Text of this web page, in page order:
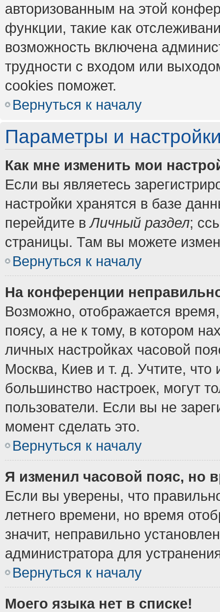
авторизованным на этой
функции, такие как
возможность включена
трудности с входом или
cookies поможет.
Вернуться к началу
Параметры и
Как мне изменить мои
Если вы являетесь
настройки хранятся в базе
перейдите вЛичный раздел;
страницы. Там вы можете
Вернуться к началу
На конференции
Возможно, отображается
поясу, а не к тому, в котором
личных настройках часовой
Москва, Киев и т. д. Учтите, что
большинство настроек, могут
пользователи. Если вы не
момент сделать это.
Вернуться к началу
Я изменил часовой пояс, но
Если вы уверены, что
летнего времени, но время
значит, неправильно
администратора для
Вернуться к началу
Моего языка нет в списке!